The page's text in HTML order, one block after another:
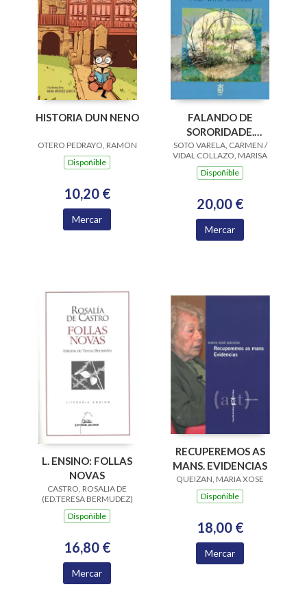
HISTORIA DUN NENO
OTERO PEDRAYO, RAMON
Dispoñible
10,20 €
Mercar
FALANDO DE
SORORIDADE.
ENCONTRO CON
PILAR WIRTZ
MOLEZUN
SOTO VARELA, CARMEN /
VIDAL COLLAZO, MARISA
Dispoñible
20,00 €
Mercar
L. ENSINO: FOLLAS
NOVAS
CASTRO, ROSALIA DE
(ED.TERESA BERMUDEZ)
Dispoñible
16,80 €
Mercar
RECUPEREMOS AS
MANS. EVIDENCIAS
QUEIZAN, MARIA XOSE
Dispoñible
18,00 €
Mercar